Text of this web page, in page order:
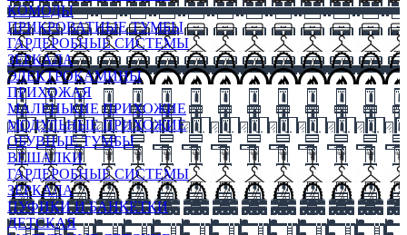
КОМОДЫ
ПРИКРОВАТНЫЕ ТУМБЫ
ГАРДЕРОБНЫЕ СИСТЕМЫ
ЗЕРКАЛА
ЭЛЕКТРОКАМИНЫ
ПРИХОЖАЯ
МАЛЕНЬКИЕ ПРИХОЖИЕ
МОДУЛЬНЫЕ ПРИХОЖИЕ
ОБУВНЫЕ ТУМБЫ
ВЕШАЛКИ
ГАРДЕРОБНЫЕ СИСТЕМЫ
ЗЕРКАЛА
ПУФИКИ И БАНКЕТКИ
ДЕТСКАЯ